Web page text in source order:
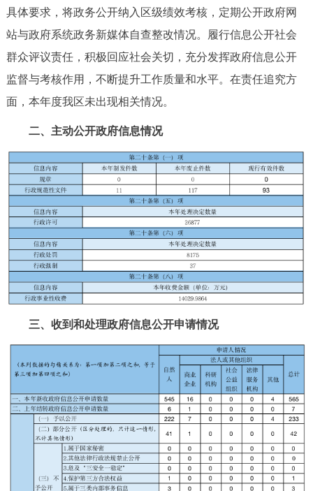
具体要求，将政务公开纳入区级绩效考核，定期公开政府网
站与政府系统政务新媒体自查整改情况。履行信息公开社会
群众评议责任，积极回应社会关切，充分发挥政府信息公开
监督与考核作用，不断提升工作质量和水平。在责任追究方
面，本年度我区未出现相关情况。
二、主动公开政府信息情况
三、收到和处理政府信息公开申请情况